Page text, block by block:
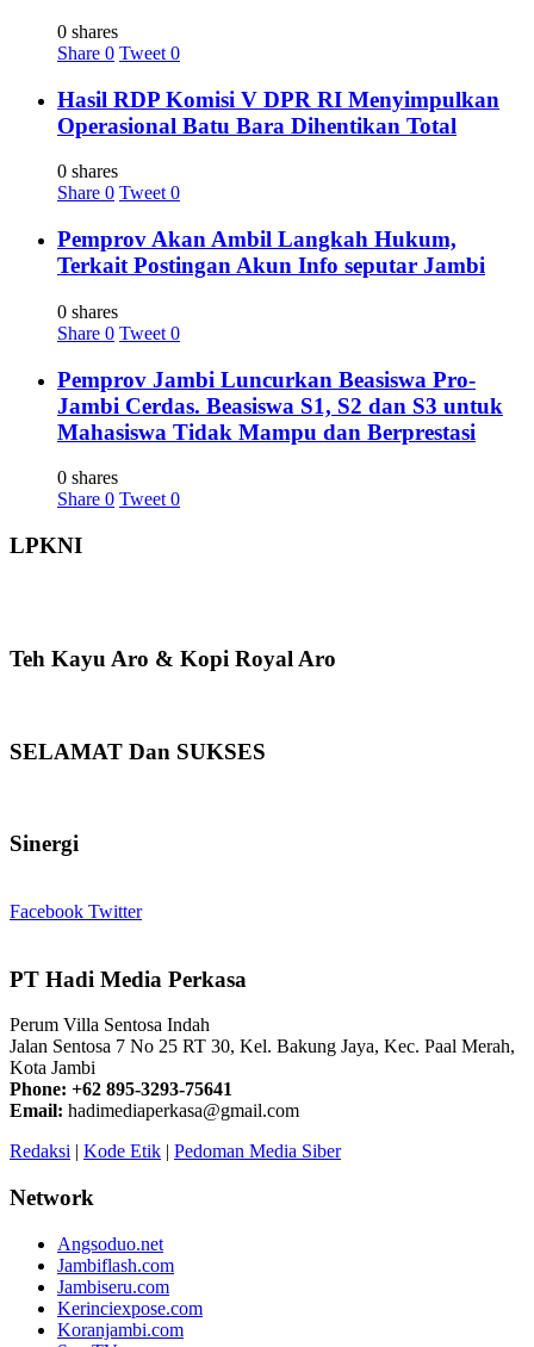
0 shares
Share 0 Tweet 0
Hasil RDP Komisi V DPR RI Menyimpulkan
Operasional Batu Bara Dihentikan Total
0 shares
Share 0 Tweet 0
Pemprov Akan Ambil Langkah Hukum,
Terkait Postingan Akun Info seputar Jambi
0 shares
Share 0 Tweet 0
Pemprov Jambi Luncurkan Beasiswa Pro-
Jambi Cerdas. Beasiswa S1, S2 dan S3 untuk
Mahasiswa Tidak Mampu dan Berprestasi
0 shares
Share 0 Tweet 0
LPKNI
Teh Kayu Aro & Kopi Royal Aro
SELAMAT Dan SUKSES
Sinergi
Facebook Twitter
PT Hadi Media Perkasa
Perum Villa Sentosa Indah
Jalan Sentosa 7 No 25 RT 30, Kel. Bakung Jaya, Kec. Paal Merah,
Kota Jambi
Phone: +62 895-3293-75641
Email: hadimediaperkasa@gmail.com
Redaksi | Kode Etik | Pedoman Media Siber
Network
Angsoduo.net
Jambiflash.com
Jambiseru.com
Kerinciexpose.com
Koranjambi.com